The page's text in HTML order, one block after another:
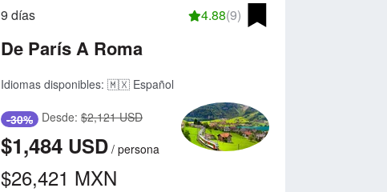
9 días 4.88(9)
De París A Roma
Idiomas disponibles: 🇲🇽 Español
-30% Desde: $2,121 USD
$1,484 USD / persona
$26,421 MXN